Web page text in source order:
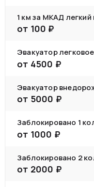
1 км за МКАД
от 100 ₽
Эвакуатор
от 4500 ₽
Эвакуатор
от 5000 ₽
Заблокировано 1
от 1000 ₽
Заблокировано 2
от 2000 ₽